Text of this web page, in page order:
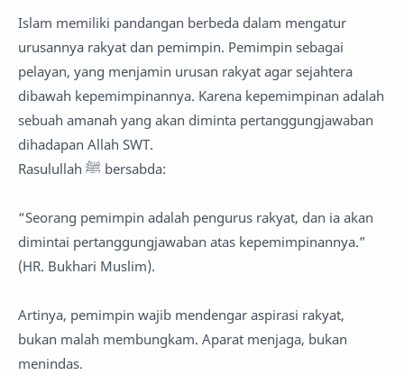
Islam memiliki pandangan berbeda dalam mengatur
urusannya rakyat dan pemimpin. Pemimpin sebagai
pelayan, yang menjamin urusan rakyat agar sejahtera
dibawah kepemimpinannya. Karena kepemimpinan adalah
sebuah amanah yang akan diminta pertanggungjawaban
dihadapan Allah SWT.
Rasulullah ﷺ bersabda:
“Seorang pemimpin adalah pengurus rakyat, dan ia akan
dimintai pertanggungjawaban atas kepemimpinannya.”
(HR. Bukhari Muslim).
Artinya, pemimpin wajib mendengar aspirasi rakyat,
bukan malah membungkam. Aparat menjaga, bukan
menindas.